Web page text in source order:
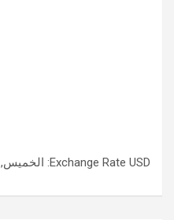
Exchange Rate USD : الخميس, 6 أغسطس.